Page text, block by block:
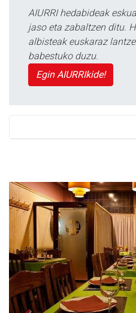
AIURRI hedabideak
jaso eta zabaltzen ditu.
albisteak euskaraz
babestuko duzu.
Egin AIURRIkide!